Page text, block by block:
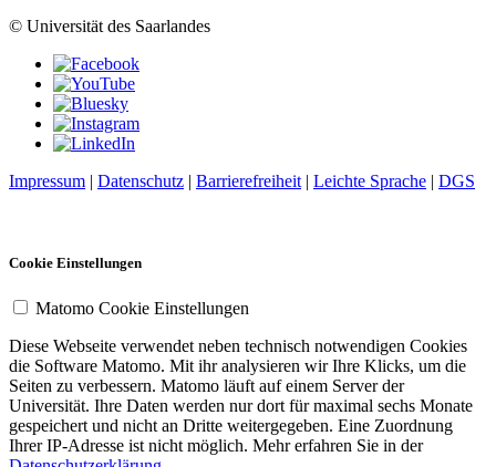
© Universität des Saarlandes
Impressum | Datenschutz | Barrierefreiheit| Leichte Sprache | DGS
Cookie Einstellungen
Matomo Cookie Einstellungen
Diese Webseite verwendet neben technisch notwendigen Cookies
die Software Matomo. Mit ihr analysieren wir Ihre Klicks, um die
Seiten zu verbessern. Matomo läuft auf einem Server der
Universität. Ihre Daten werden nur dort für maximal sechs Monate
gespeichert und nicht an Dritte weitergegeben. Eine Zuordnung
Ihrer IP-Adresse ist nicht möglich. Mehr erfahren Sie in der